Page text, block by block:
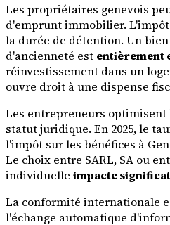
Les propriétaires genevois
d'emprunt immobilier.
la durée de détention. Un
d'ancienneté est entièrement
réinvestissement dans un
ouvre droit à une dispense
Les entrepreneurs
statut juridique. En 2025, le
l'impôt sur les bénéfices à
Le choix entre SARL, SA ou
individuelle impacte
La conformité internationale
l'échange automatique